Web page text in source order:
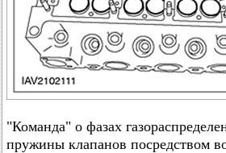
"Команда" о фазах
пружины клапанов посредством